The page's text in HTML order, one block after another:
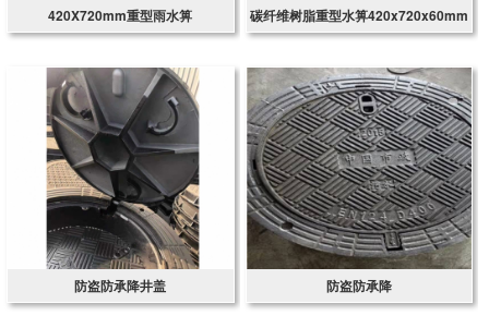
420X720mm重型雨水箅 碳纤维树脂重型水箅420x720x60mm
防盗防承降井盖 防盗防承降